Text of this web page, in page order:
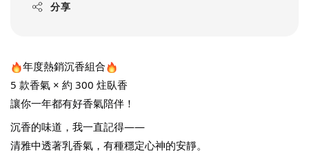
分享
年度熱銷沉香組合
5 款香氣 × 約 300 炷臥香
讓你一年都有好香氣陪伴！
沉香的味道，我一直記得——
清雅中透著乳香氣，有種穩定心神的安靜。